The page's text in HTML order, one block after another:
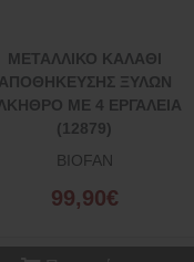
ΜΕΤΑΛΛΙΚΟ ΚΑΛΑΘΙ
ΑΠΟΘΗΚΕΥΣΗΣ ΞΥΛΩΝ
ΜΕ 4 ΕΡΓΑΛΕΙΑ
(12879)
BIOFAN
99,90€